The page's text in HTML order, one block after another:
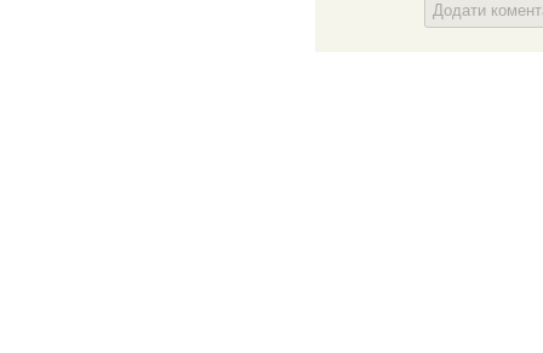
Додати